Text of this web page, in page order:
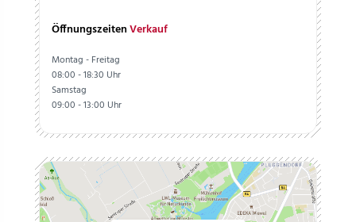
ÖffnungszeitenVerkauf
Montag - Freitag
08:00 - 18:30 Uhr
Samstag
09:00 - 13:00 Uhr